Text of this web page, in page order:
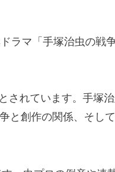
ラマ「手塚治虫の戦
されています。手塚
と創作の関係、そし